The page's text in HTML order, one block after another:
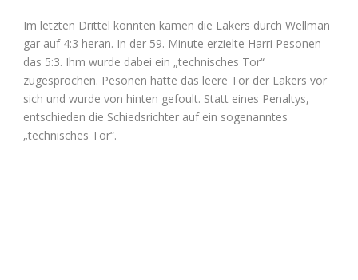
Im letzten Drittel konnten kamen die Lakers durch Wellman
gar auf 4:3 heran. In der 59. Minute erzielte Harri Pesonen
das 5:3. Ihm wurde dabei ein „technisches Tor“
zugesprochen. Pesonen hatte das leere Tor der Lakers vor
sich und wurde von hinten gefoult. Statt eines Penaltys,
entschieden die Schiedsrichter auf ein sogenanntes
„technisches Tor“.